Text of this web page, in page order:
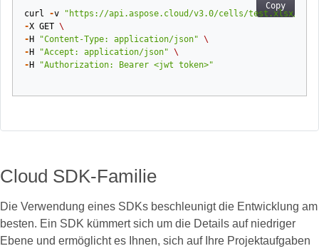
Copy
curl -v
"https://api.aspose.cloud/v3.0/cells/test.xlsx/
-X GET \
- H "Content-Type: application/json" \
- H "Accept: application/json" \
- H "Authorization: Bearer <jwt token>"
Cloud SDK-Familie
Die Verwendung eines SDKs beschleunigt die Entwicklung am
besten. Ein SDK kümmert sich um die Details auf niedriger
Ebene und ermöglicht es Ihnen, sich auf Ihre Projektaufgaben